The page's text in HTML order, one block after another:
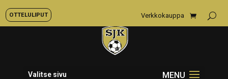
OTTELULIPUT Verkkokauppa
Valitse sivu